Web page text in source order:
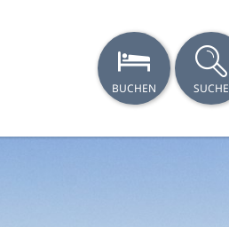
BUCHEN SUCHE